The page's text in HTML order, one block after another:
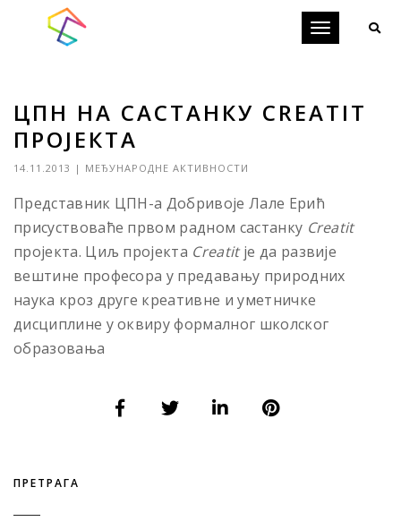
Toggle
ЦПН НА САСТАНКУ CREATIT
ПРОЈЕКТА
14.11.2013 | МЕЂУНАРОДНЕ АКТИВНОСТИ
Представник ЦПН-а Добривоје Лале Ерић
присуствоваће првом радном састанку Creatit
пројекта. Циљ пројекта Creatitје да развије
вештине професора у предавању природних
наука кроз друге креативне и уметничке
дисциплине у оквиру формалног школског
образовања
ПРЕТРАГА